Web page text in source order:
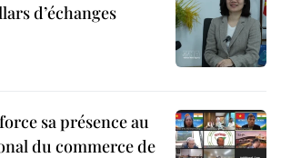
d’échanges
sa présence au
du commerce de